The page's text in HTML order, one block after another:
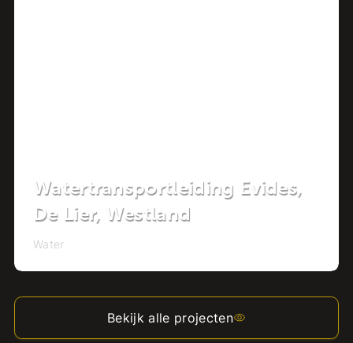
Watertransportleiding Evides,
De Lier, Westland
Water
Bekijk alle projecten